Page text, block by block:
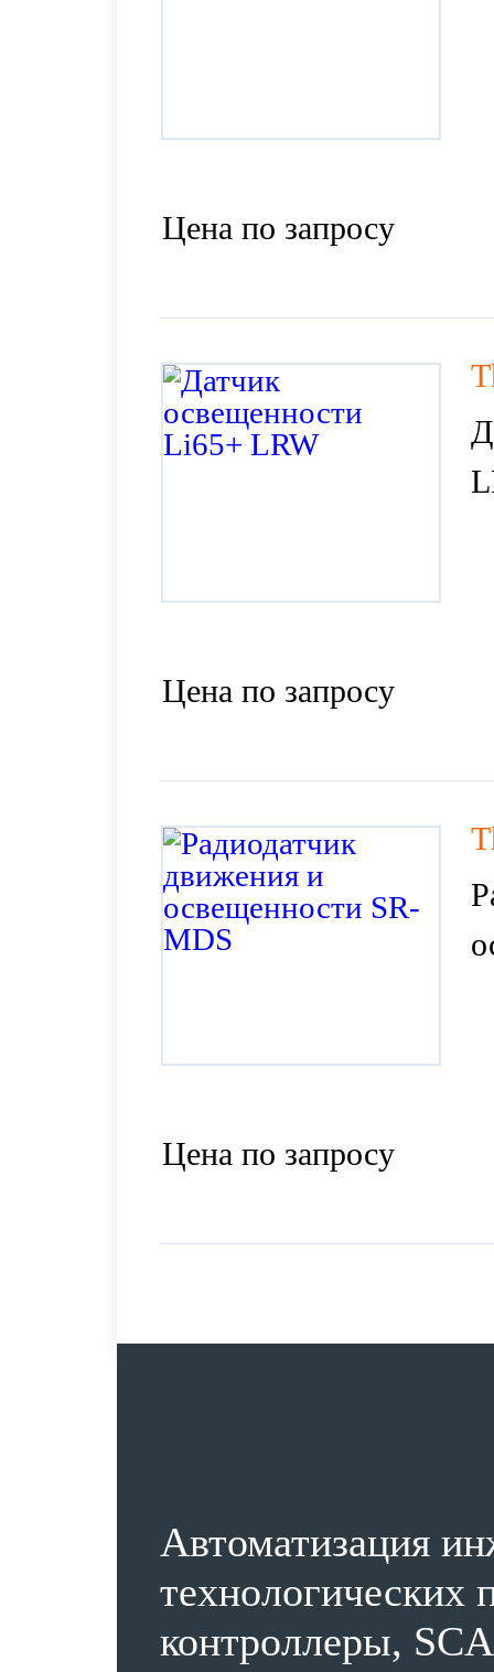
Цена по запросу
Цена по запросу
Цена по запросу
Автоматизация
технологических
контроллеры,